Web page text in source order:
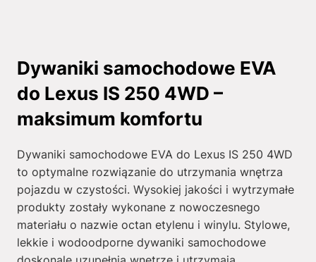
Dywaniki samochodowe EVA
do Lexus IS 250 4WD –
maksimum komfortu
Dywaniki samochodowe EVA do Lexus IS 250 4WD
to optymalne rozwiązanie do utrzymania wnętrza
pojazdu w czystości. Wysokiej jakości i wytrzymałe
produkty zostały wykonane z nowoczesnego
materiału o nazwie octan etylenu i winylu. Stylowe,
lekkie i wodoodporne dywaniki samochodowe